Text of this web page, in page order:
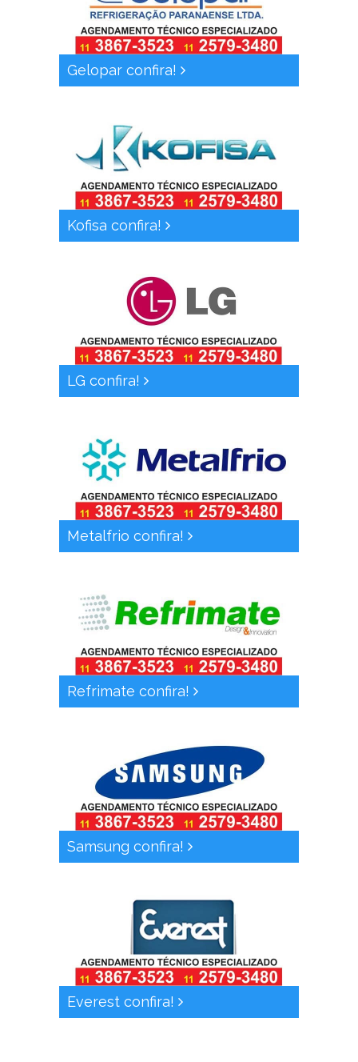
Gelopar confira!
Kofisa confira!
LG confira!
Metalfrio confira!
Refrimate confira!
Samsung confira!
Everest confira!